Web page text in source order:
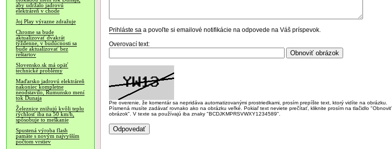
aby udržalo jadrovú
elektráreň v chode
Joj Play výrazne zdražuje
Chrome sa bude
aktualizovať dvakrát
týždenne, v budúcnosti sa
bude aktualizovať bez
reštartov
Slovensko.sk má opäť
technické problémy
Maďarsko jadrovú elektráreň
nakoniec kompletne
neodstavilo, Rumunsko mení
tok Dunaja
Železnice znižujú kvôli teplu
rýchlosť iba na 50 km/h,
spôsobuje to meškanie
Spustená výroba flash
pamäte s novým najvyšším
počtom vrstiev
Prihláste sa a povoľte si emailové notifikácie na odpovede na Váš príspevok.
Overovací text:
Pre overenie, že komentár sa nepridáva automatizovanými prostriedkami, prosím prepíšte text, ktorý vidíte na obrázku.
Písmená musíte zadávať rovnako ako na obrázku veľké. Pokiaľ text neviete prečítať, kliknite prosím na tlačidlo "Obnoviť
obrázok". V texte sa používajú iba znaky "BCDJKMPRSVWXY1234589".